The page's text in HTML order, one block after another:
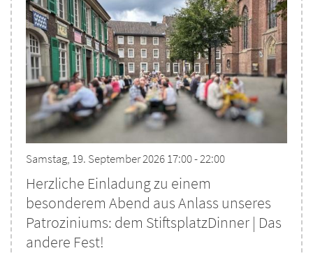
Samstag, 19. September 2026 17:00 - 22:00
Herzliche Einladung zu einem
besonderem Abend aus Anlass unseres
Patroziniums: dem StiftsplatzDinner | Das
andere Fest!